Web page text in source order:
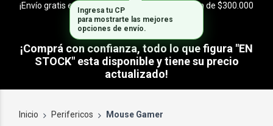
¡Envío gratis en CABA y Zona Sur, con tu compra de $300.000
o mas!
¡Comprá con confianza, todo lo que figura "EN
STOCK" esta disponible y tiene su precio
actualizado!
Inicio Perifericos Mouse Gamer
Ingresa tu CP
para mostrarte las mejores
opciones de envío.